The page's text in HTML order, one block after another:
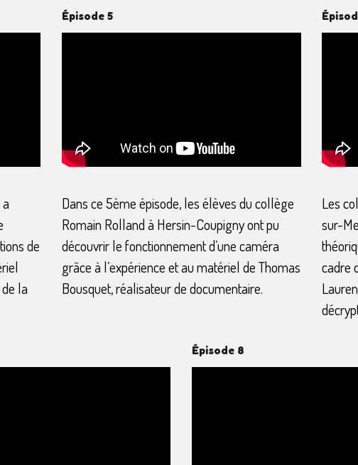
de
la
Épisode 5
Dans ce 5ème épisode, les élèves du collège
Romain Rolland à Hersin-Coupigny ont pu
découvrir le fonctionnement d’une caméra
grâce à l’expérience et au matériel de Thomas
Bousquet, réalisateur de documentaire.
Les
sur-
cadre
Épisode 8